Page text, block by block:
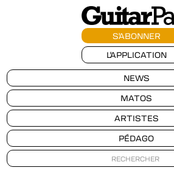
S'ABONNER
L'APPLICATION
NEWS
MATOS
ARTISTES
PÉDAGO